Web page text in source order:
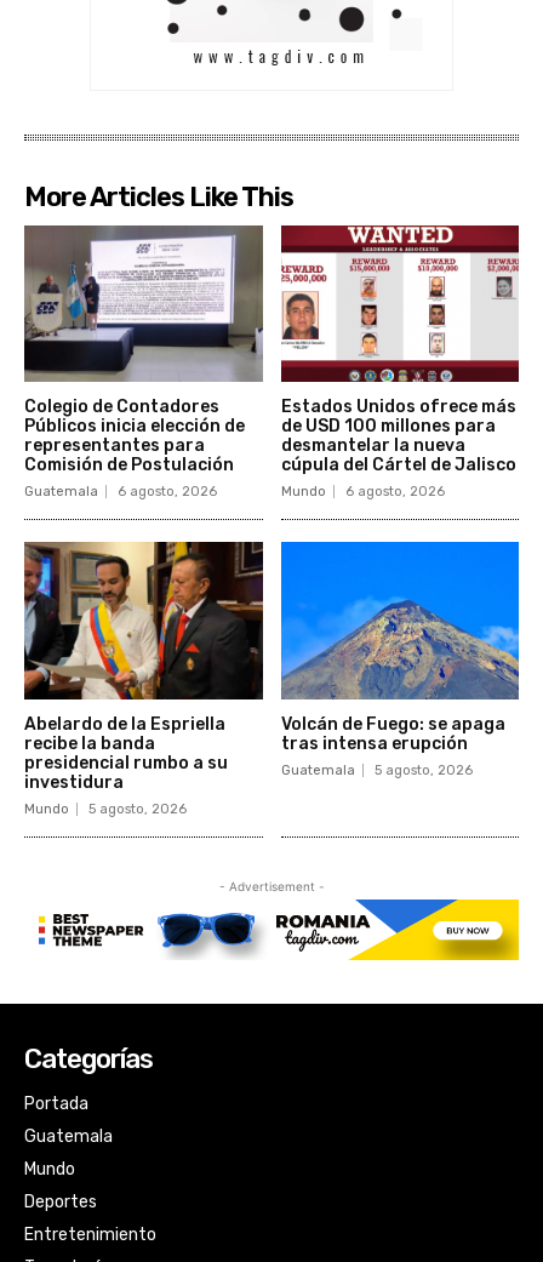
Categorías
Portada
Guatemala
Mundo
Deportes
Entretenimiento